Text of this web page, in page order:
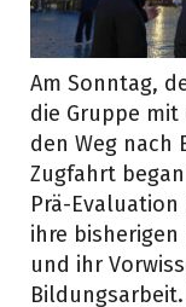
Am Sonntag,
die Gruppe
den Weg nach
Zugfahrt
Prä-
ihre
und ihr